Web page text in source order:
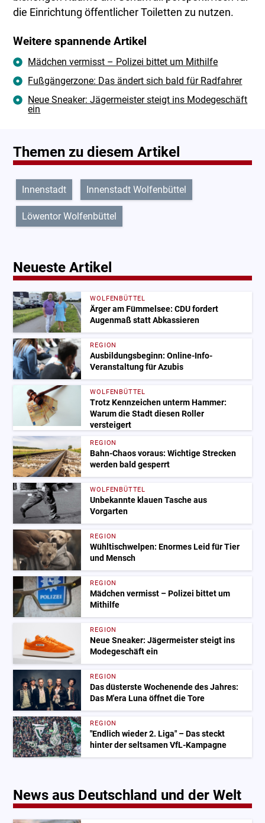
die Einrichtung öffentlicher Toiletten zu nutzen.
Weitere spannende Artikel
Mädchen vermisst – Polizei bittet um Mithilfe
Fußgängerzone: Das ändert sich bald für Radfahrer
Neue Sneaker: Jägermeister steigt ins Modegeschäft
ein
Themen zu diesem Artikel
Innenstadt Innenstadt Wolfenbüttel
Löwentor Wolfenbüttel
Neueste Artikel
WOLFENBÜTTEL
Ärger am Fümmelsee: CDU fordert
Augenmaß statt Abkassieren
REGION
Ausbildungsbeginn: Online-Info-
Veranstaltung für Azubis
WOLFENBÜTTEL
Trotz Kennzeichen unterm Hammer:
Warum die Stadt diesen Roller
versteigert
REGION
Bahn-Chaos voraus: Wichtige Strecken
werden bald gesperrt
WOLFENBÜTTEL
Unbekannte klauen Tasche aus
Vorgarten
REGION
Wühltischwelpen: Enormes Leid für Tier
und Mensch
REGION
Mädchen vermisst – Polizei bittet um
Mithilfe
REGION
Neue Sneaker: Jägermeister steigt ins
Modegeschäft ein
REGION
Das düsterste Wochenende des Jahres:
Das M'era Luna öffnet die Tore
REGION
"Endlich wieder 2. Liga" – Das steckt
hinter der seltsamen VfL-Kampagne
News aus Deutschland und der Welt